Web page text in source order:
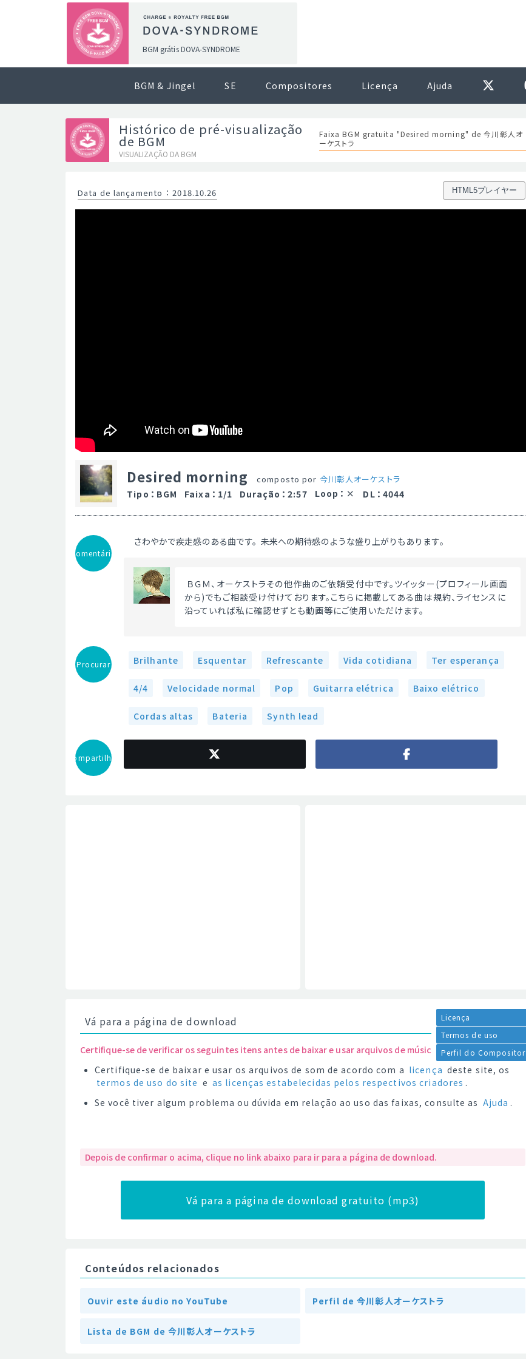
BGM grátis DOVA-SYNDROME
BGM & Jingel SE Compositores Licença Ajuda
Histórico de pré-visualização
de BGM
VISUALIZAÇÃO DA BGM
Faixa BGM gratuita "Desired morning" de 今川彰人オ
ーケストラ
Data de lançamento ： 2018.10.26 HTML5プレイヤー
Desired morning composto por 今川彰人オーケストラ
Tipo ： BGM Faixa ： 1/1 Duração ： 2:57 Loop ： DL ： 4044
Comentário
さわやかで疾走感のある曲です。未来への期待感のような盛り上がりもあります。
から)でもご相談受け付けております。こちらに掲載してある曲は規約、ライセンスに
沿っていれば私に確認せずとも動画等にご使用いただけます。
Procurar Brilhante Esquentar Refrescante Vida cotidiana Ter esperança
4/4 Velocidade normal Pop Guitarra elétrica Baixo elétrico
Cordas altas Bateria Synth lead
Compartilhar
Vá para a página de download
Licença
Termos de uso
Perfil do Compositor
Certifique-se de verificar os seguintes itens antes de baixar e usar arquivos de música.
Certifique-se de baixar e usar os arquivos de som de acordo com a licença deste site, os
termos de uso do site e as licenças estabelecidas pelos respectivos criadores .
Se você tiver algum problema ou dúvida em relação ao uso das faixas, consulte as Ajuda .
Depois de confirmar o acima, clique no link abaixo para ir para a página de download.
Vá para a página de download gratuito (mp3)
Conteúdos relacionados
Ouvir este áudio no YouTube Perfil de 今川彰人オーケストラ
Lista de BGM de 今川彰人オーケストラ